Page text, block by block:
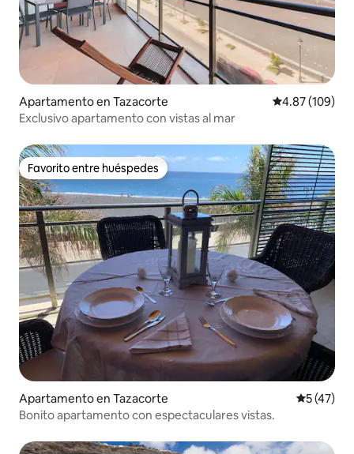
Apartamento en Tazacorte Calificación
4.87 (109)
Exclusivo apartamento con vistas al mar
Favorito entre huéspedes
Favorito entre huéspedes
Apartamento en Tazacorte
5 (47)
Bonito apartamento con espectaculares vistas.